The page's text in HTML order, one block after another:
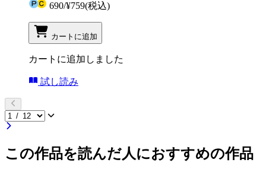
690/¥759(税込)
カートに追加
カートに追加しました
試し読み
この作品を読んだ人におすすめの作品